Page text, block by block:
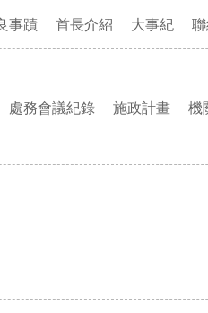
事蹟 首長介紹 大事紀
處務會議紀錄 施政計畫 機